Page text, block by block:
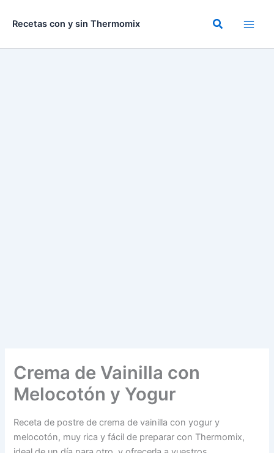
Recetas con y sin Thermomix Buscar
Crema de Vainilla con
Melocotón y Yogur
Receta de postre de crema de vainilla con yogur y
melocotón, muy rica y fácil de preparar con Thermomix,